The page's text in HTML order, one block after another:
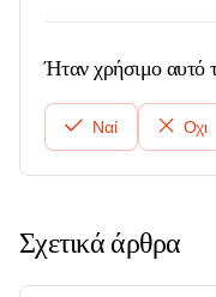
Ήταν χρήσιμο αυτό
Ναί Οχι
Σχετικά άρθρα